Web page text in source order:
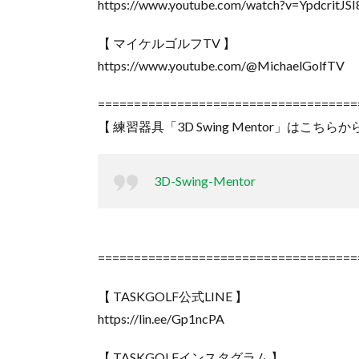
https://www.youtube.com/
【 マイケルゴルフTV 】
https://www.youtube.com/@MichaelGolfTV
【 練習器具「3D Swing Mentor」はこちらから
3D-Swing-Mentor
【 TASKGOLF公式LINE 】
https://lin.ee/Gp1ncPA